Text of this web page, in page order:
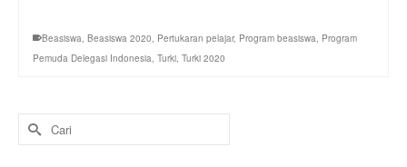
Beasiswa, Beasiswa 2020, Pertukaran pelajar, Program beasiswa, Program
Pemuda Delegasi Indonesia, Turki, Turki 2020
Search
for: